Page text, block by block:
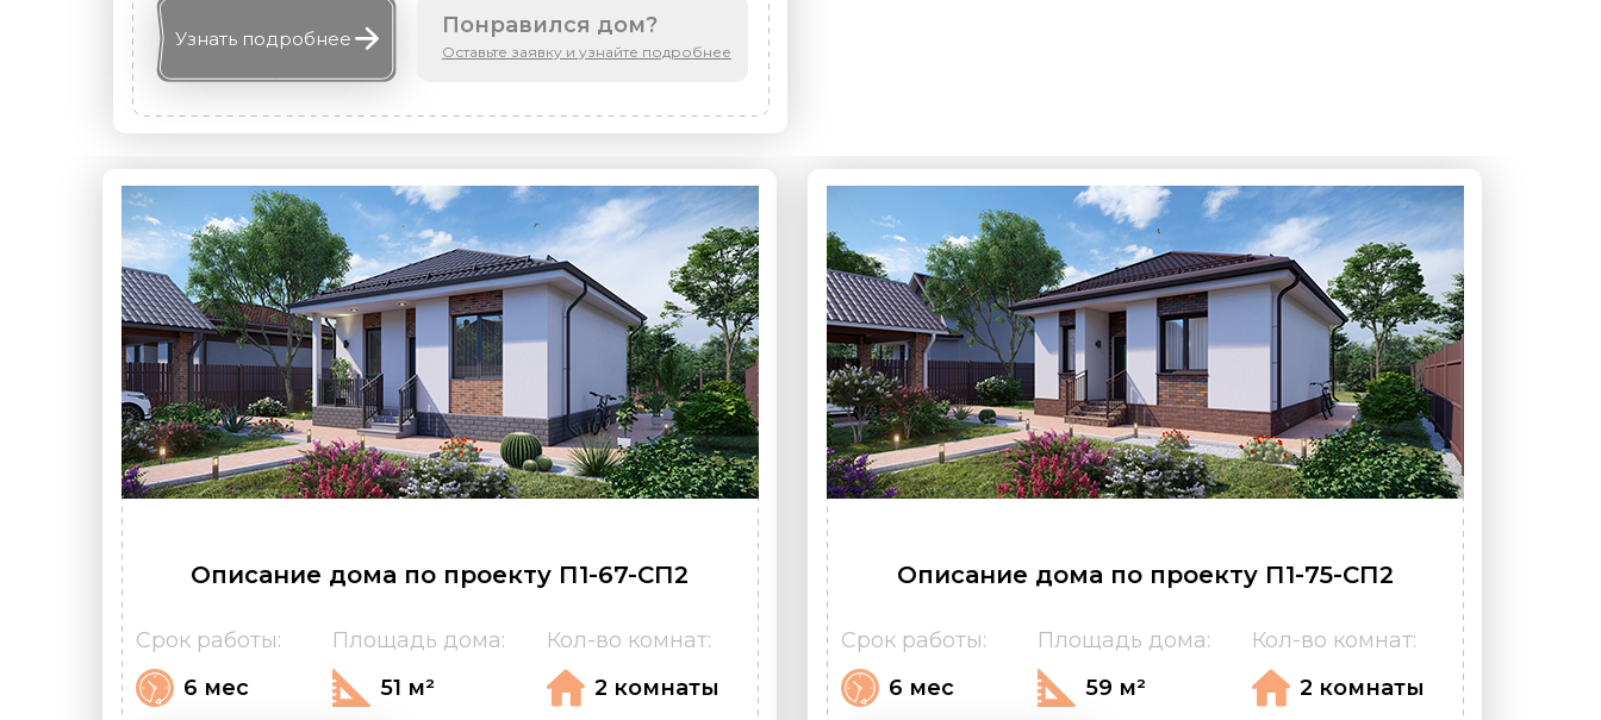
Понравился дом?
Оставьте заявку и узнайте подробнее
Узнать подробнее
Описание дома по проекту П1-67-СП2
Срок работы:
6 мес
Площадь дома:
51 м²
Кол-во комнат:
2 комнаты
Описание дома по проекту П1-75-СП2
Срок работы:
6 мес
Площадь дома:
59 м²
Кол-во комнат:
2 комнаты